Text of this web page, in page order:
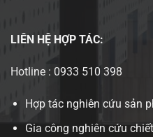
LIÊN HỆ HỢP TÁC:
Hotline : 0933 510 398
Hợp tác nghiên cứu sản
Gia công nghiên cứu